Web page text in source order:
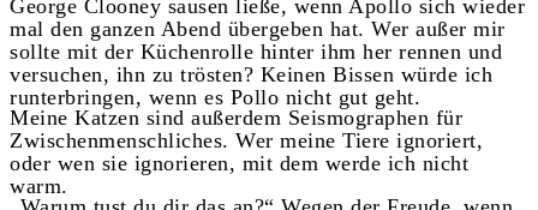
George Clooney sausen ließe, wenn Apollo sich wieder
mal den ganzen Abend übergeben hat. Wer außer mir
sollte mit der Küchenrolle hinter ihm her rennen und
versuchen, ihn zu trösten? Keinen Bissen würde ich
runterbringen, wenn es Pollo nicht gut geht.
Meine Katzen sind außerdem Seismographen für
Zwischenmenschliches. Wer meine Tiere ignoriert,
oder wen sie ignorieren, mit dem werde ich nicht
warm.